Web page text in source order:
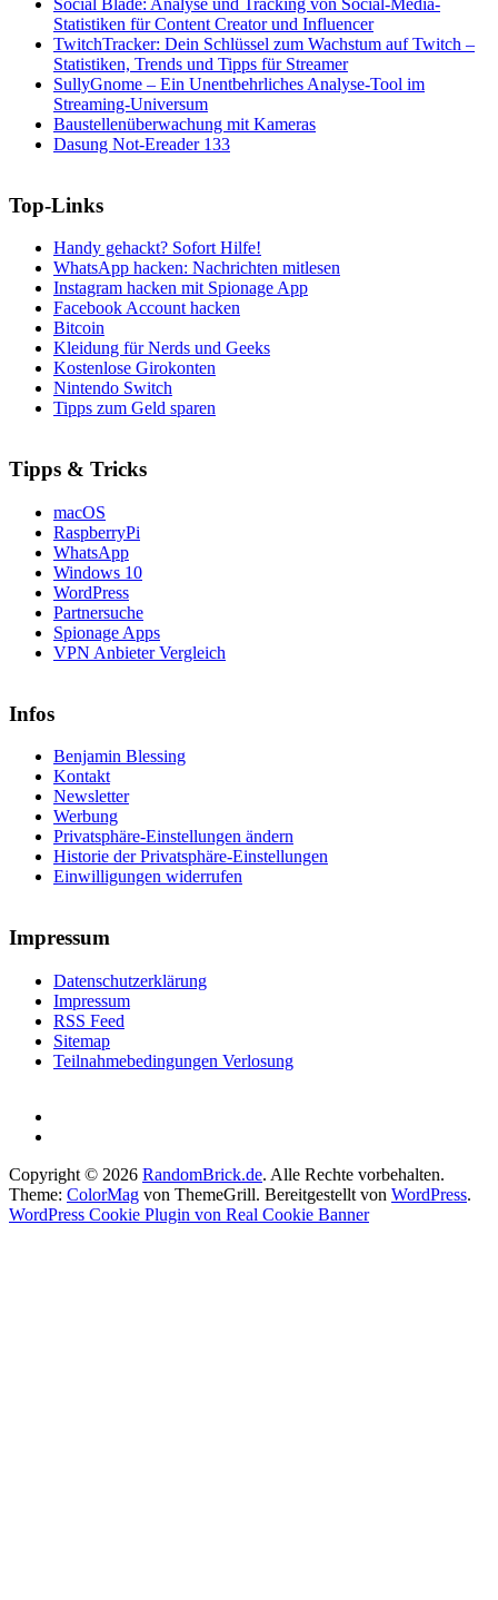
Social Blade: Analyse und Tracking von Social-Media-
Statistiken für Content Creator und Influencer
TwitchTracker: Dein Schlüssel zum Wachstum auf Twitch –
Statistiken, Trends und Tipps für Streamer
SullyGnome – Ein Unentbehrliches Analyse-Tool im
Streaming-Universum
Baustellenüberwachung mit Kameras
Dasung Not-Ereader 133
Top-Links
Handy gehackt? Sofort Hilfe!
WhatsApp hacken: Nachrichten mitlesen
Instagram hacken mit Spionage App
Facebook Account hacken
Bitcoin
Kleidung für Nerds und Geeks
Kostenlose Girokonten
Nintendo Switch
Tipps zum Geld sparen
Tipps & Tricks
macOS
RaspberryPi
WhatsApp
Windows 10
WordPress
Partnersuche
Spionage Apps
VPN Anbieter Vergleich
Infos
Benjamin Blessing
Kontakt
Newsletter
Werbung
Privatsphäre-Einstellungen ändern
Historie der Privatsphäre-Einstellungen
Einwilligungen widerrufen
Impressum
Datenschutzerklärung
Impressum
RSS Feed
Sitemap
Teilnahmebedingungen Verlosung
Copyright © 2026 RandomBrick.de. Alle Rechte vorbehalten.
Theme: ColorMag von ThemeGrill. Bereitgestellt von WordPress.
WordPress Cookie Plugin von Real Cookie Banner